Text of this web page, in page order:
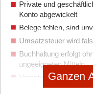
Private und
Konto abgewickelt
Belege fehlen, sind
Umsatzsteuer wird
Buchhaltung erfolgt
ungeeigneten Mitteln
Verantwortlichkeiten
Ganzen